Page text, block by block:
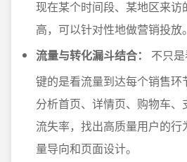
现在某个时间段、某地区来访
高，可以针对性地做营销投放。
流量与转化漏斗结合：
不只
键的是看流量到达每个销售环
分析首页、详情页、购物车、
流失率，找出高质量用户的
量导向和页面设计。